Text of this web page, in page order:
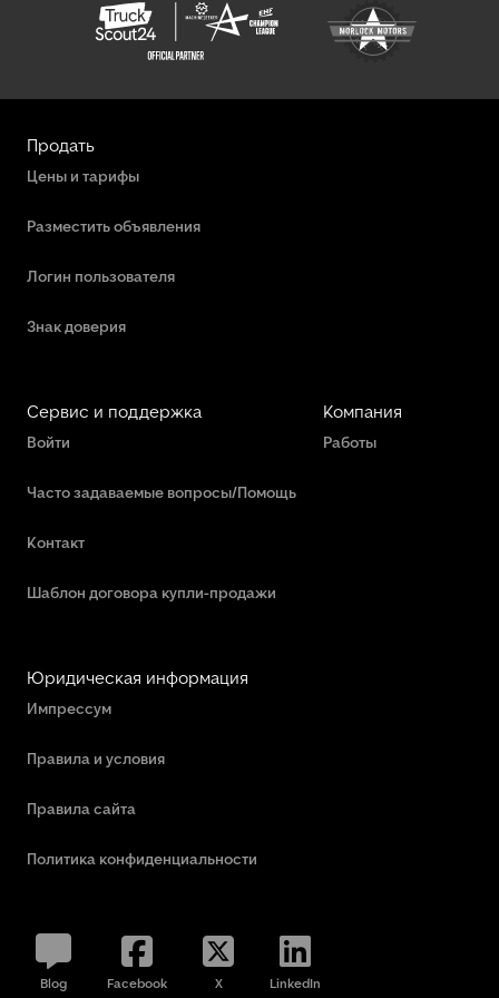
Продать
Цены и тарифы
Разместить объявления
Логин пользователя
Знак доверия
Сервис и поддержка
Войти
Часто задаваемые вопросы/Помощь
Контакт
Шаблон договора купли-продажи
Компания
Работы
Юридическая информация
Импрессум
Правила и условия
Правила сайта
Политика конфиденциальности
Blog Facebook X LinkedIn